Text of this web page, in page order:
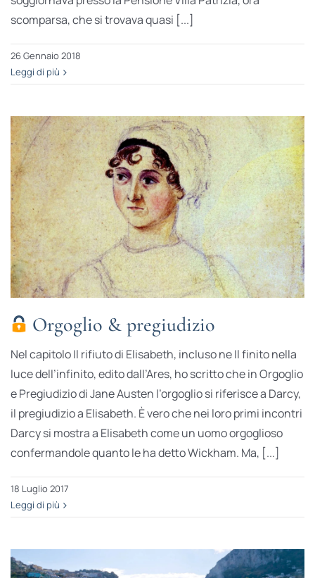
scomparsa, che si trovava quasi [...]
26 Gennaio 2018
Leggi di più
Orgoglio & pregiudizio
Nel capitolo Il rifiuto di Elisabeth, incluso ne Il finito nella
luce dell’infinito, edito dall’Ares, ho scritto che in Orgoglio
e Pregiudizio di Jane Austen l’orgoglio si riferisce a Darcy,
il pregiudizio a Elisabeth. È vero che nei loro primi incontri
Darcy si mostra a Elisabeth come un uomo orgoglioso
confermandole quanto le ha detto Wickham. Ma, [...]
18 Luglio 2017
Leggi di più